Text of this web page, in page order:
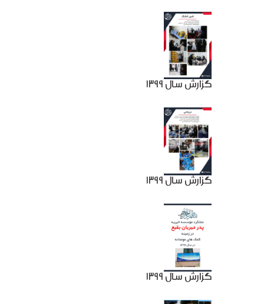
گزارش سال 1399
گزارش سال 1399
گزارش سال 1399